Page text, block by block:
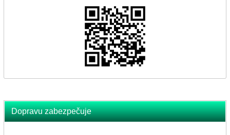
Dopravu zabezpečuje